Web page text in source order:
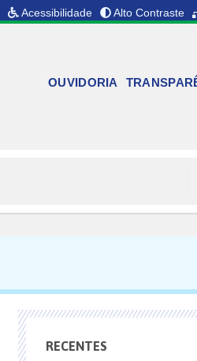
Acessibilidade Alto Contraste
OUVIDORIA
RECENTES